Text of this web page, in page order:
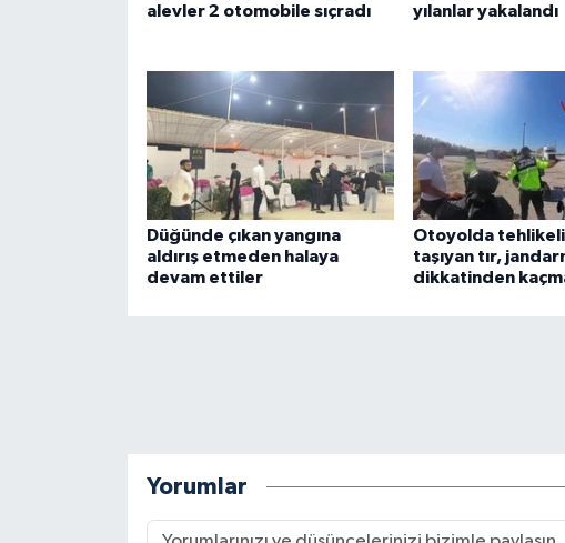
alevler 2 otomobile sıçradı
yılanlar yakalandı
Düğünde çıkan yangına
aldırış etmeden halaya
devam ettiler
Otoyolda
taşıyan tır,
dikkatinden
Yorumlar